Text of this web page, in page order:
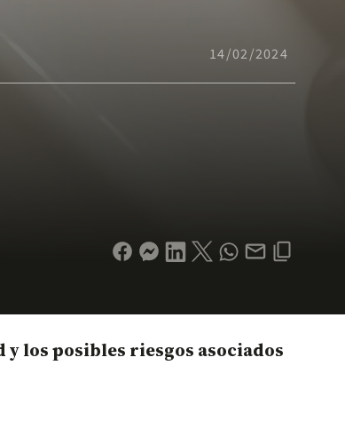
14/02/2024
y los posibles riesgos asociados